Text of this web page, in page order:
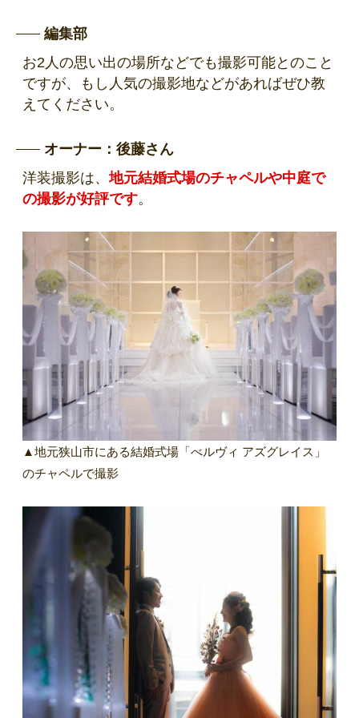
編集部
お2人の思い出の場所などでも撮影可能とのこと
ですが、もし人気の撮影地などがあればぜひ教
えてください。
オーナー：後藤さん
洋装撮影は、地元結婚式場のチャペルや中庭で
の撮影が好評です。
▲地元狭山市にある結婚式場「べルヴィ アズグレイス」
のチャペルで撮影